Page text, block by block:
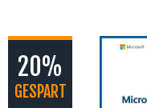
20%
GESPART